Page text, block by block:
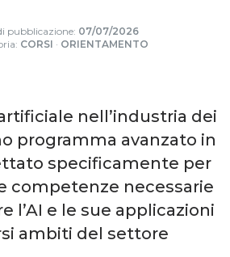
pubblicazione: 07/07/2026
CORSI · ORIENTAMENTO
nell’industria dei
programma avanzato in
specificamente per
competenze necessarie
l’AI e le sue applicazioni
ambiti del settore